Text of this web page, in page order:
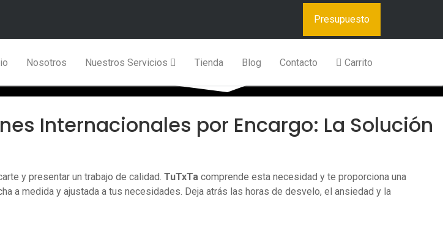
Presupuesto
Nosotros Nuestros Servicios Tienda Blog Contacto Carrito
https://www.wpzinc.com/documentation/tutxtacom/generate-content/
Internacionales por Encargo: La Solución
y presentar un trabajo de calidad. TuTxTa comprende esta necesidad y te proporciona una
a medida y ajustada a tus necesidades. Deja atrás las horas de desvelo, el ansiedad y la